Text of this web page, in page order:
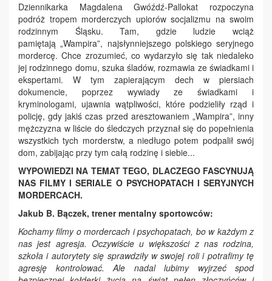
Dziennikarka Magdalena Gwóźdź-Pallokat rozpoczyna
podróż tropem morderczych upiorów socjalizmu na swoim
rodzinnym Śląsku. Tam, gdzie ludzie wciąż
pamiętają „Wampira”, najsłynniejszego polskiego seryjnego
mordercę. Chce zrozumieć, co wydarzyło się tak niedaleko
jej rodzinnego domu, szuka śladów, rozmawia ze świadkami i
ekspertami. W tym zapierającym dech w piersiach
dokumencie, poprzez wywiady ze świadkami i
kryminologami, ujawnia wątpliwości, które podzieliły rząd i
policję, gdy jakiś czas przed aresztowaniem „Wampira”, inny
mężczyzna w liście do śledczych przyznał się do popełnienia
wszystkich tych morderstw, a niedługo potem podpalił swój
dom, zabijając przy tym całą rodzinę i siebie...
WYPOWIEDZI NA TEMAT TEGO, DLACZEGO FASCYNUJĄ
NAS FILMY I SERIALE O PSYCHOPATACH I SERYJNYCH
MORDERCACH.
Jakub B. Bączek, trener mentalny sportowców:
Kochamy filmy o mordercach i psychopatach, bo w każdym z
nas jest agresja. Oczywiście u większościz nas rodzina,
szkoła i autorytety się sprawdziły w swojej roli i potrafimy tę
agresję kontrolować. Ale nadal lubimy wyjrzeć spod